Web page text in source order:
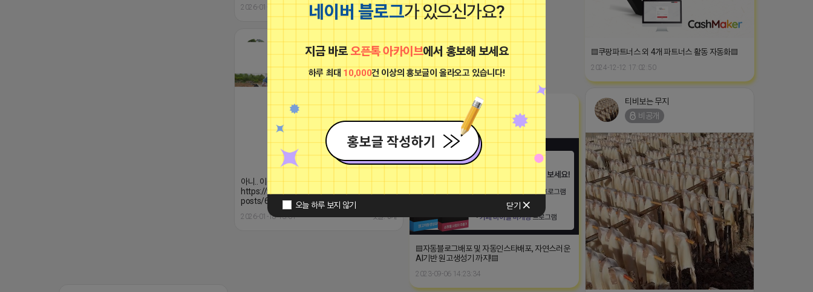
네이버 블로그가 있으신가요?
지금 바로오픈톡 아카이브에서 홍보해 보세요
하루 최대10,000건 이상의 홍보글이 올라오고 있습니다!
오늘 하루 보지 않기 닫기
2026-01-23 09:02 댓글: 0개
▤쿠팡파트너스 외 4개 파트너스 활동 자동화▤
2024-12-12 17:02:50
티비보는 무지
비공개
아니.. 이건 진짜 숨길 수가 없네요 ㅠㅠ
https://www.daangn.com/kr/business-
posts/6966f7aa8542610f85f989a7
2026-01-18 13:01 댓글: 0개
티비보는 무지
비공개
■프로그램베이■
광고
▤자동블로그배포 및 자동인스타배포, 자연스러운
AI기반 원고생성기 까지!▤
2023-09-06 14:23:34